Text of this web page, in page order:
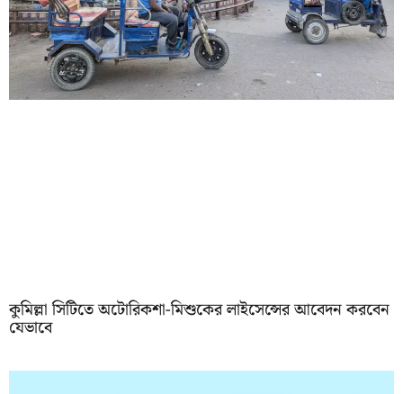
কুমিল্লা সিটিতে অটোরিকশা-মিশুকের লাইসেন্সের আবেদন করবেন
যেভাবে